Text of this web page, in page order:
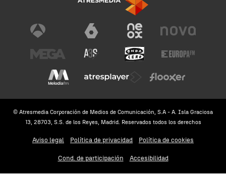
© Atresmedia Corporación de Medios de Comunicación, S.A - A. Isla Graciosa
13, 28703, S.S. de los Reyes, Madrid. Reservados todos los derechos
Aviso legal Política de privacidad Política de cookies
Cond. de participación Accesibilidad